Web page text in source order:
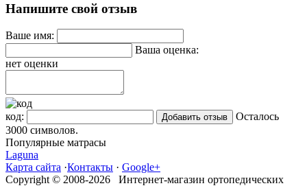
Напишите свой отзыв
Ваше имя:
Ваша оценка:
нет оценки
код:
Осталось
3000 символов.
Популярные матрасы
Laguna
Карта сайта ·Контакты · Google+
Copyright © 2008-2026 Интернет-магазин ортопедических